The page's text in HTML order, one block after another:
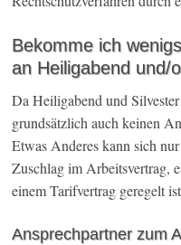
Bekomme ich
an Heiligabend und/
Da Heiligabend und
grundsätzlich auch keinen
Etwas Anderes kann sich
Zuschlag im Arbeitsvertrag,
einem Tarifvertrag geregelt
Ansprechpartner zum